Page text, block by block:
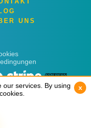
UNS
'n Connect
our services. By using
x
our services. By using
x